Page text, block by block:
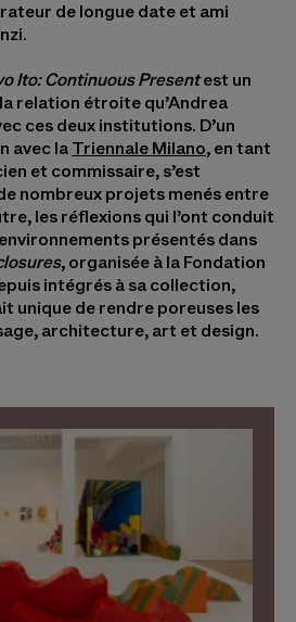
de longue date et ami
Ito: Continuous Presentest un
relation étroite qu’Andrea
ces deux institutions. D’un
avec la Triennale Milano, en tant
et commissaire, s’est
nombreux projets menés entre
les réflexions qui l’ont conduit
présentés dans
, organisée à la Fondation
intégrés à sa collection,
unique de rendre poreuses les
architecture, art et design.